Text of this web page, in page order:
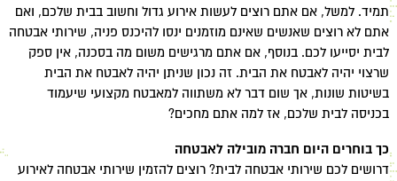
תמיד. למשל, אם אתם רוצים לעשות אירוע גדול וחשוב בבית שלכם, ואם
אתם לא רוצים שאנשים שאינם מוזמנים ינסו להיכנס פניה, שירותי אבטחה
לבית יסייעו לכם. בנוסף, אם אתם מרגישים משום מה בסכנה, אין ספק
שרצוי יהיה לאבטח את הבית. זה נכון שניתן יהיה לאבטח את הבית
בשיטות שונות, אך שום דבר לא משתווה למאבטח מקצועי שיעמוד
בכניסה לבית שלכם, אז למה אתם מחכים?
כך בוחרים היום חברה מובילה לאבטחה
דרושים לכם שירותי אבטחה לבית? רוצים להזמין שירותי אבטחה לאירוע